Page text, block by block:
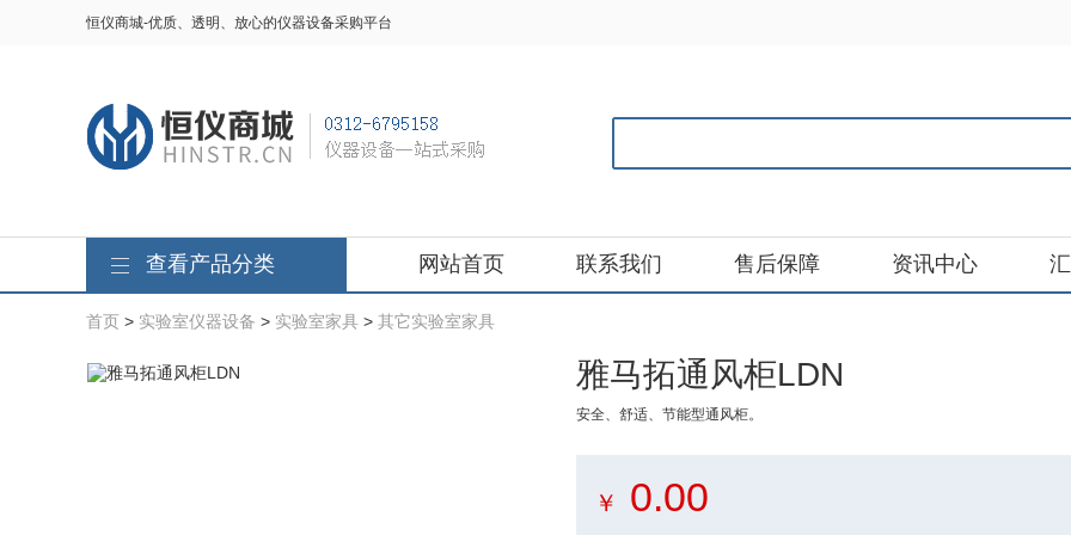
恒仪商城-优质、透明、放心的仪器设备采购平台
查看产品分类 网站首页 联系我们 售后保障 资讯中心
首页 > 实验室仪器设备 > 实验室家具 > 其它实验室家具
雅马拓通风柜LDN
安全、舒适、节能型通风柜。
￥ 0.00